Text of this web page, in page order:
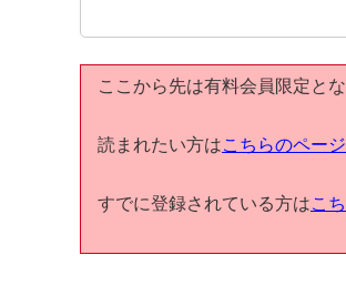
ここから先は有料会員限定とな
読まれたい方はこちらのページ
すでに登録されている方はこ